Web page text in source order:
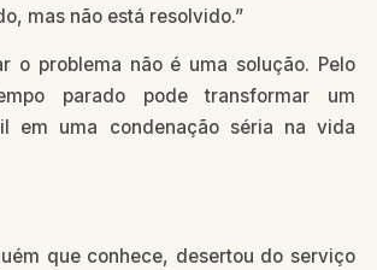
mas não está resolvido.”
o problema não é uma solução. Pelo
parado pode transformar um
em uma condenação séria na vida
que conhece, desertou do serviço